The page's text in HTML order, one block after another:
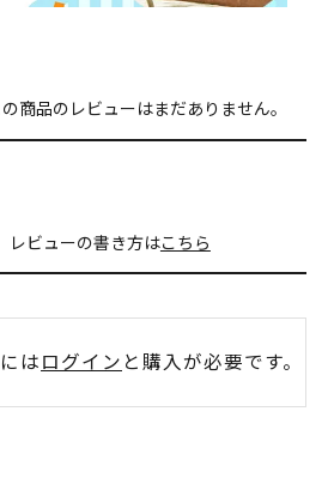
の商品のレビューはまだありません。
レビューの書き方はこちら
はログイン と購入が必要です。